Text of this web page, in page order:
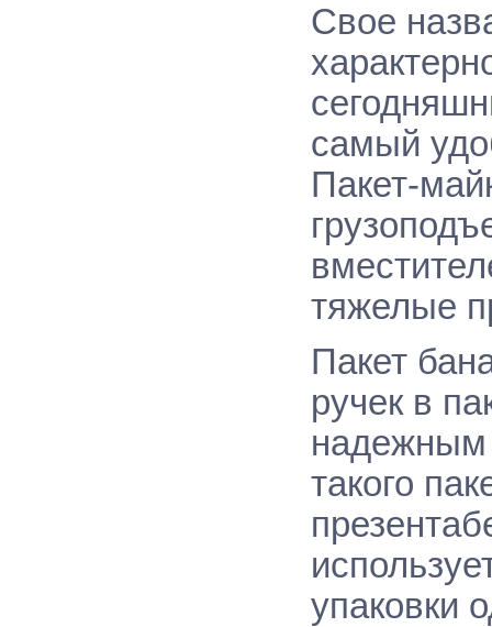
Свое
самый
Пакет-
тяжелые
Пакет
ручек в
надежным
такого
упаковки